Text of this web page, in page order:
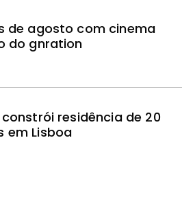
de agosto com cinema
do gnration
residência de 20
em Lisboa